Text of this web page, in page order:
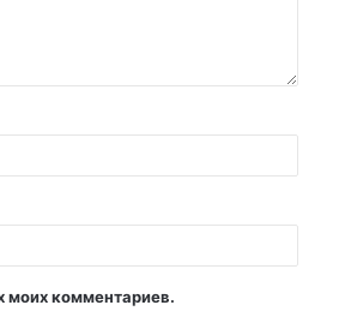
моих комментариев.